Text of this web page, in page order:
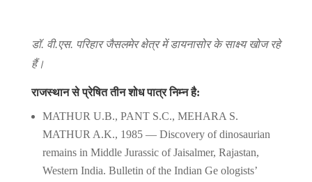
डॉ. वी.एस. परिहार जैसलमेर क्षेत्र में डायनासोर के साक्ष्य खोज रहे
हैं।
राजस्थान से प्रेषित तीन शोध पात्र निम्न है:
MATHUR U.B., PANT S.C., MEHARA S.
MATHUR A.K., 1985 — Discovery of dinosaurian
remains in Middle Jurassic of Jaisalmer, Rajastan,
Western India. Bulletin of the Indian Ge ologists’